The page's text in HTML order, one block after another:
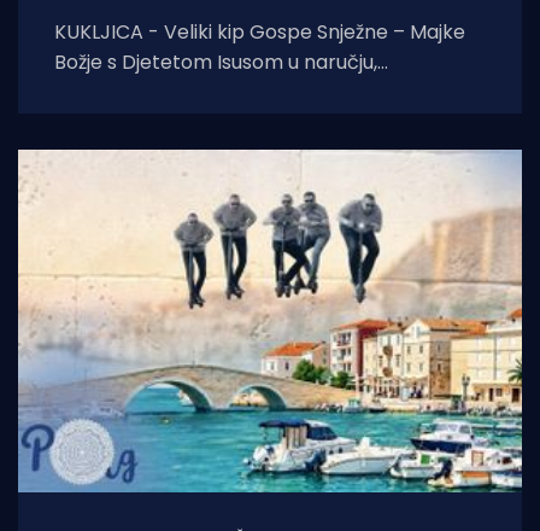
KUKLJICA - Veliki kip Gospe Snježne – Majke
Božje s Djetetom Isusom u naručju,